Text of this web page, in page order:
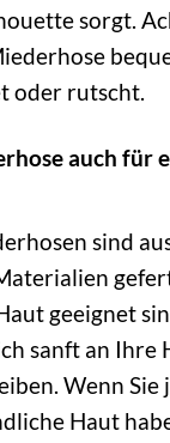
sorgt.
oder rutscht.
auch für
sind
geeignet
sanft an Ihre
Wenn Sie
Haut